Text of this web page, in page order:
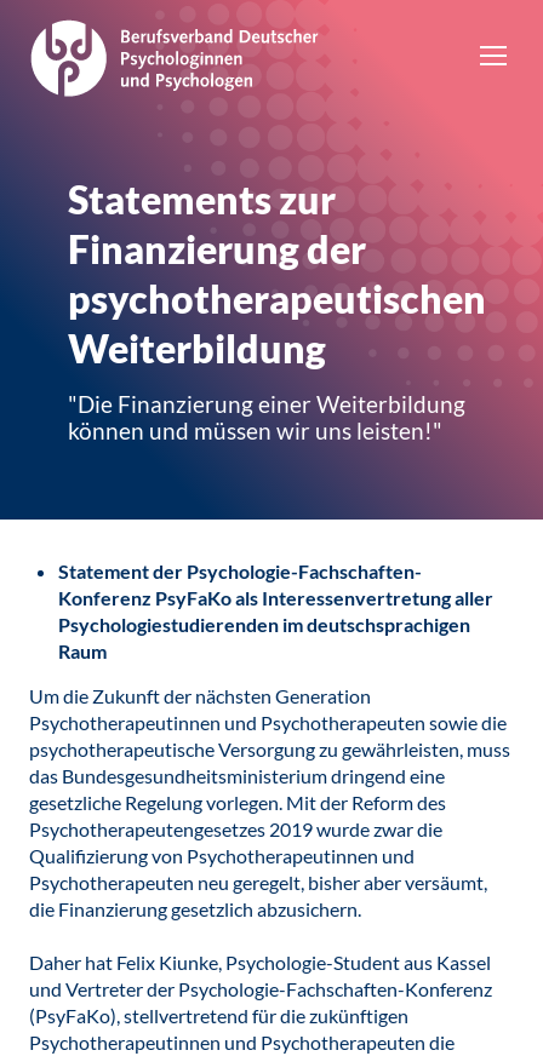
Statements zur
Finanzierung der
psychotherapeutischen
Weiterbildung
"Die Finanzierung einer Weiterbildung
können und müssen wir uns leisten!"
Statement der Psychologie-Fachschaften-
Konferenz PsyFaKo als Interessenvertretung aller
Psychologiestudierenden im deutschsprachigen
Raum
Um die Zukunft der nächsten Generation
Psychotherapeutinnen und Psychotherapeuten sowie die
psychotherapeutische Versorgung zu gewährleisten, muss
das Bundesgesundheitsministerium dringend eine
gesetzliche Regelung vorlegen. Mit der Reform des
Psychotherapeutengesetzes 2019 wurde zwar die
Qualifizierung von Psychotherapeutinnen und
Psychotherapeuten neu geregelt, bisher aber versäumt,
die Finanzierung gesetzlich abzusichern.
Daher hat Felix Kiunke, Psychologie-Student aus Kassel
und Vertreter der Psychologie-Fachschaften-Konferenz
(PsyFaKo), stellvertretend für die zukünftigen
Psychotherapeutinnen und Psychotherapeuten die